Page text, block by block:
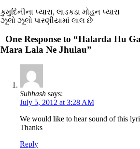
કુમુદિનીના પ્યારા, લાડકડા મોહન પ્યારા
ઝૂલો ઝૂલો પારણીયામાં લાલ છે
One Response to “Halarda Hu
Mara Lala Ne Jhulau”
Subhash says:
July 5, 2012 at 3:28 AM
We would like to hear sound of this
Thanks
Reply